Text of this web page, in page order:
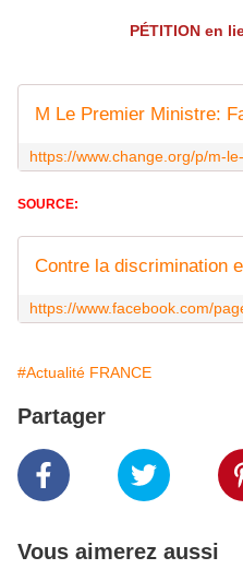
PÉTITION en
SOURCE:
#Actualité FRANCE
Partager
Vous aimerez aussi